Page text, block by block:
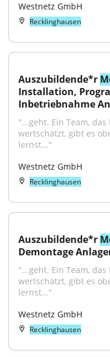
Westnetz GmbH
Recklinghausen
Auszubildende*r
Installation,
Inbetriebnahme
"...geht. Ein Team,
wertschätzt, gibt es
lernst..."
Westnetz GmbH
Recklinghausen
Auszubildende*r
Demontage
"...geht. Ein Team,
wertschätzt, gibt es
lernst..."
Westnetz GmbH
Recklinghausen